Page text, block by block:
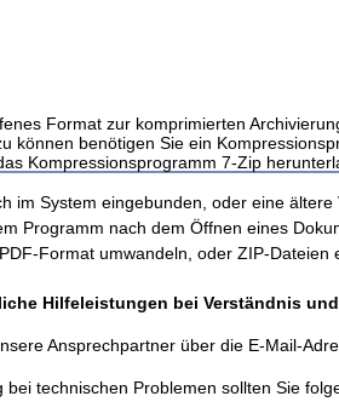
Format zur komprimierten
können benötigen Sie ein
Kompressionsprogramm 7-Zip
im System eingebunden, oder eine ältere
Programm nach dem Öffnen eines
Format umwandeln, oder ZIP-
Hilfeleistungen bei Verständnis
Ansprechpartner über die E-Mail-
bei technischen Problemen sollten Sie